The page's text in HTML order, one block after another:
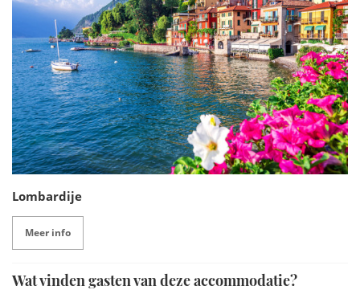
De villa ligt nog geen 15 km van de Zwitserse grens. Zo kun
je bijvoorbeeld ook een bezoek brengen aan Locarno, de
zonnigste stad van Zwitserland die op 40 minuten rijden van
het hotel ligt. Het is bijzonder om het contrast tussen de
twee landen te ervaren op zo’n korte afstand.
Lombardije
Meer info
Wat vinden gasten van deze accommodatie?